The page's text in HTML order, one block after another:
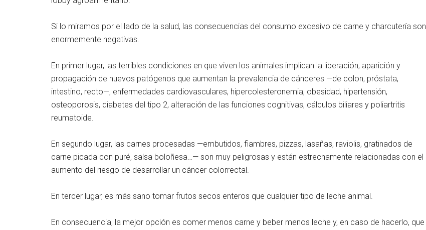
Si lo miramos por el lado de la salud, las consecuencias del consumo excesivo de carne y charcutería son
enormemente negativas.
En primer lugar, las terribles condiciones en que viven los animales implican la liberación, aparición y
propagación de nuevos patógenos que aumentan la prevalencia de cánceres —de colon, próstata,
intestino, recto—, enfermedades cardiovasculares, hipercolesteronemia, obesidad, hipertensión,
osteoporosis, diabetes del tipo 2, alteración de las funciones cognitivas, cálculos biliares y poliartritis
reumatoide.
En segundo lugar, las carnes procesadas —embutidos, fiambres, pizzas, lasañas, raviolis, gratinados de
carne picada con puré, salsa boloñesa…— son muy peligrosas y están estrechamente relacionadas con el
aumento del riesgo de desarrollar un cáncer colorrectal.
En tercer lugar, es más sano tomar frutos secos enteros que cualquier tipo de leche animal.
En consecuencia, la mejor opción es comer menos carne y beber menos leche y, en caso de hacerlo, que